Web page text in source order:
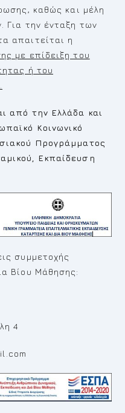
καθώς και μέλη
Για την ένταξη των
απαιτείται η
με επίδειξη του
ή του
από την Ελλάδα και
Κοινωνικό
Προγράμματος
Εκπαίδευση
συμμετοχής
Βίου Μάθησης:
4